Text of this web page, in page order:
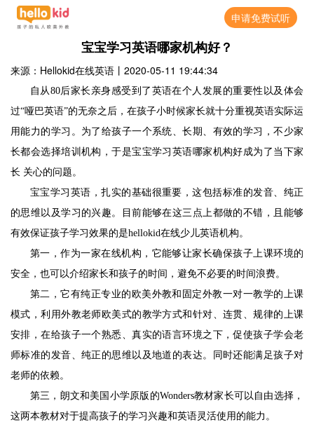
申请免费试听
宝宝学习英语哪家机构好？
来源：Hellokid在线英语 丨 2020-05-11 19:44:34
自从80后家长亲身感受到了英语在个人发展的重要性以及体会
过“哑巴英语”的无奈之后，在孩子小时候家长就十分重视英语实际运
用能力的学习。为了给孩子一个系统、长期、有效的学习，不少家
长都会选择培训机构，于是宝宝学习英语哪家机构好成为了当下家
长 关心的问题。
宝宝学习英语，扎实的基础很重要，这包括标准的发音、纯正
的思维以及学习的兴趣。目前能够在这三点上都做的不错，且能够
有效保证孩子学习效果的是hellokid在线少儿英语机构。
第一，作为一家在线机构，它能够让家长确保孩子上课环境的
安全，也可以介绍家长和孩子的时间，避免不必要的时间浪费。
第二，它有纯正专业的欧美外教和固定外教一对一教学的上课
模式，利用外教老师欧美式的教学方式和针对、连贯、规律的上课
安排，在给孩子一个熟悉、真实的语言环境之下，促使孩子学会老
师标准的发音、纯正的思维以及地道的表达。同时还能满足孩子对
老师的依赖。
第三，朗文和美国小学原版的Wonders教材家长可以自由选择，
这两本教材对于提高孩子的学习兴趣和英语灵活使用的能力。